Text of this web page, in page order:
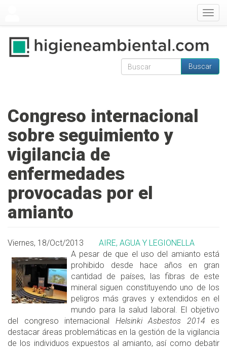
Formulario de
Buscar
Congreso internacional
sobre seguimiento y
vigilancia de
enfermedades
provocadas por el
amianto
Viernes, 18/Oct/2013
AIRE, AGUA Y LEGIONELLA
A pesar de que el uso del amianto está
prohibido desde hace años en gran
cantidad de países, las fibras de este
mineral siguen constituyendo uno de los
peligros más graves y extendidos en el
mundo para la salud laboral. El objetivo
del congreso internacional Helsinki Asbestos 2014 es
destacar áreas problemáticas en la gestión de la vigilancia
de los individuos expuestos al amianto, así como debatir